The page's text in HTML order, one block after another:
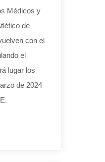
Médicos y
de
con el
el
lugar los
de 2024